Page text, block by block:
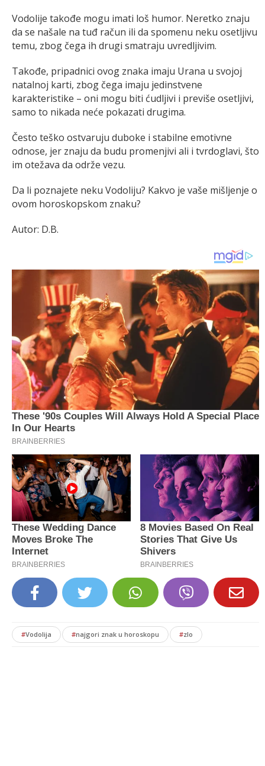
Vodolije takođe mogu imati loš humor. Neretko znaju
da se našale na tuđ račun ili da spomenu neku osetljivu
temu, zbog čega ih drugi smatraju uvredljivim.
Takođe, pripadnici ovog znaka imaju Urana u svojoj
natalnoj karti, zbog čega imaju jedinstvene
karakteristike – oni mogu biti ćudljivi i previše osetljivi,
samo to nikada neće pokazati drugima.
Često teško ostvaruju duboke i stabilne emotivne
odnose, jer znaju da budu promenjivi ali i tvrdoglavi, što
im otežava da održe vezu.
Da li poznajete neku Vodoliju? Kakvo je vaše mišljenje o
ovom horoskopskom znaku?
Autor: D.B.
#Vodolija #najgori znak u horoskopu #zlo